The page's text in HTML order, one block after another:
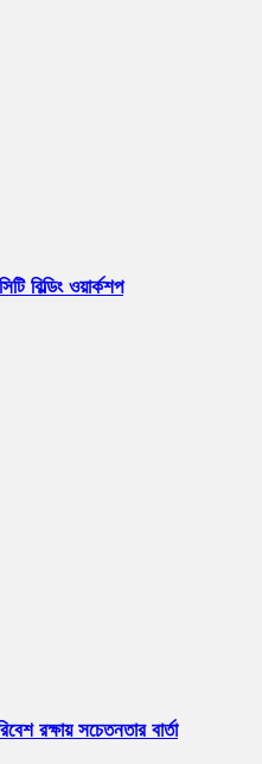
বিল্ডিং ওয়ার্কশপ
রক্ষায় সচেতনতার বার্তা